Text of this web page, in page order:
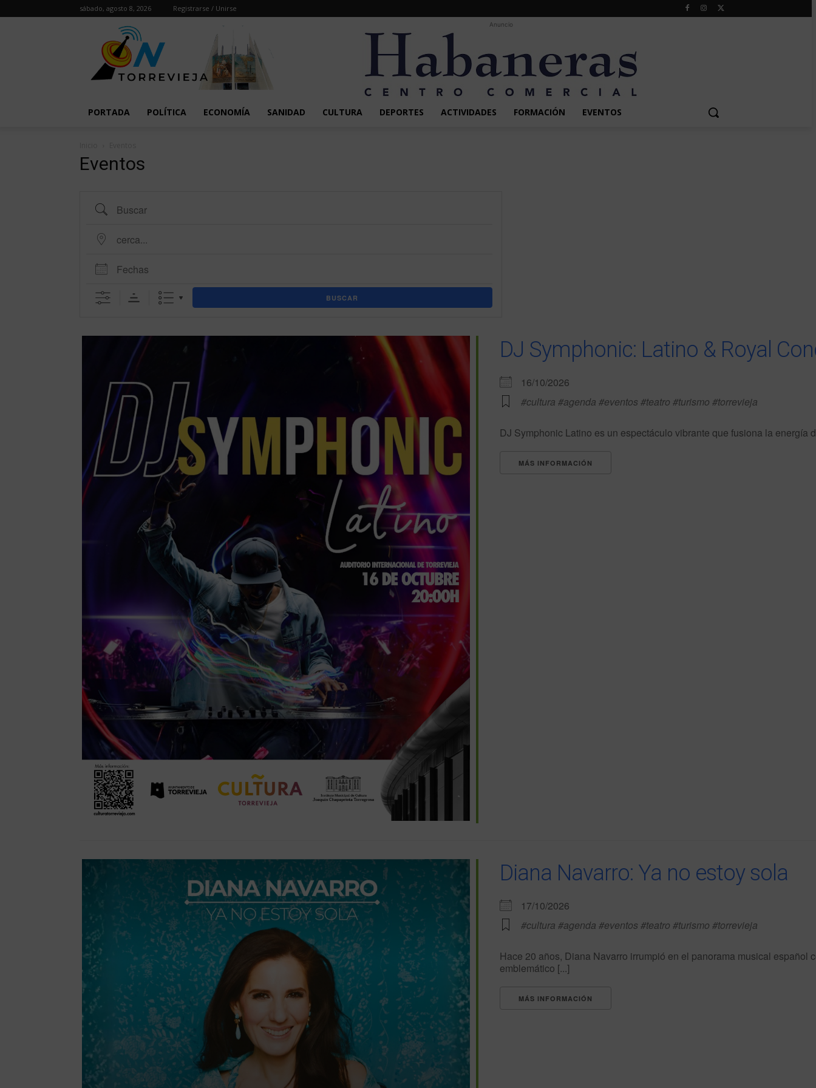
sábado, agosto 8, 2026 Registrarse / Unirse
Anuncio
PORTADA POLÍTICA ECONOMÍA SANIDAD CULTURA DEPORTES ACTIVIDADES FORMACIÓN EVENTOS
Eventos
Buscar
cerca...
Fechas
BUSCAR
DJ Symphonic: Latino & Royal
16/10/2026
#cultura #agenda #eventos #teatro #turismo #torrevieja
DJ Symphonic Latino es un espectáculo vibrante que fusiona la
MÁS INFORMACIÓN
Diana Navarro: Ya no estoy sola
17/10/2026
#cultura #agenda #eventos #teatro #turismo #torrevieja
Hace 20 años, Diana Navarro irrumpió en el panorama musical
emblemático [...]
MÁS INFORMACIÓN